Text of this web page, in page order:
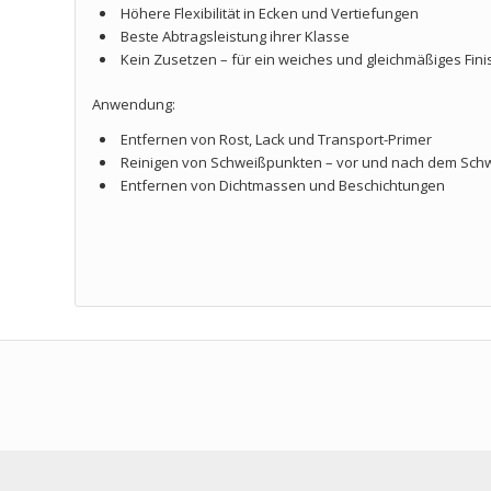
Höhere Flexibilität in Ecken und Vertiefungen
Beste Abtragsleistung ihrer Klasse
Kein Zusetzen – für ein weiches und gleichmäßiges
Anwendung:
Entfernen von Rost, Lack und Transport-Primer
Reinigen von Schweißpunkten – vor und nach dem
Entfernen von Dichtmassen und Beschichtungen